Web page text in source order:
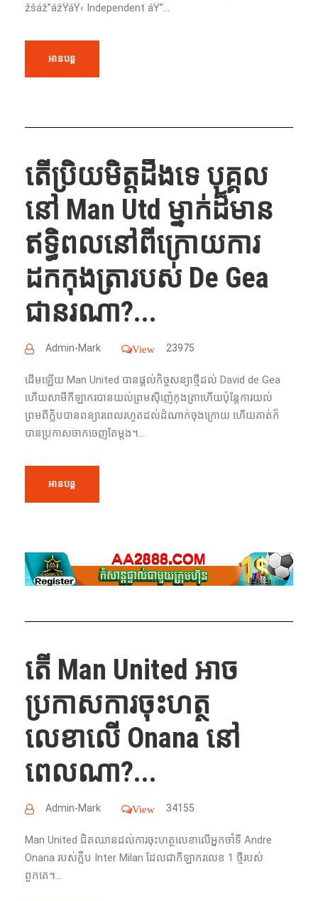
žšáž”ážŸáŸ‹ Independent áŸ”...
អានបន្ត
តើប្រិយមិត្តដឹងទេ បុគ្គល
នៅ Man Utd ម្នាក់ដ៏មាន
ឥទ្ធិពលនៅពីក្រោយការ
ដកកុងត្រារបស់ De Gea
ជានរណា?...
Admin-Mark View 23975
ដើមឡើយ Man United បានផ្តល់កិច្ចសន្យាថ្មីដល់ David de Gea
ហើយសាមីកីឡាករបានយល់ព្រមស៊ីញ៉េកុងត្រាហើយប៉ុន្តែការយល់
ព្រមពីក្លិបបានពន្យារពេលរហូតដល់ដំណាក់ចុងក្រោយ ហើយគាត់ក៏
បានប្រកាសចាកចេញតែម្ដង។...
អានបន្ត
តើ Man United អាច
ប្រកាសការចុះហត្ថ
លេខាលើ Onana នៅ
ពេលណា?...
Admin-Mark View 34155
Man United ជិតឈានដល់ការចុះហត្ថលេខាលើអ្នកចាំទី Andre
Onana របស់ក្លឹប Inter Milan ដែលជាកីឡាករលេខ 1 ថ្មីរបស់
ពួកគេ។...